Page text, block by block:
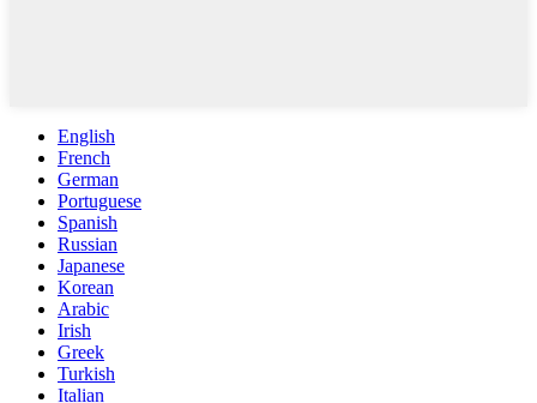
English
French
German
Portuguese
Spanish
Russian
Japanese
Korean
Arabic
Irish
Greek
Turkish
Italian